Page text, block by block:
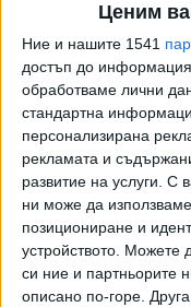
Ценим
Ние и нашите 1541
достъп до информация
обработваме лични
стандартна
персонализирана
рекламата и
развитие на услуги. С
ни може да
позициониране и
устройството. Можете
си ние и партньорите
описано по-горе.
Maiden през 2007,
пристигна като
какво служи този
едноименната си
Дикинсън изнесе два
оркестър" на
През септември
общността, като
за турне в Латинска
Mandrake Project е
певеца и първият му